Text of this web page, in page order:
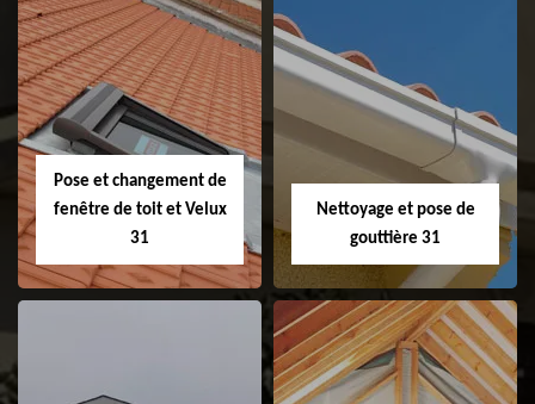
Couvreur 31
Etanchéité de
faitage et faitière
31
Pose et changement de
fenêtre de toit et Velux
31
Nettoyage et pose de
gouttière 31